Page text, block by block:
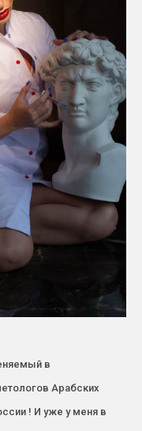
в
Арабских
! И уже у меня в